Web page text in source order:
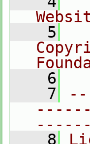
    5
    6
    7
    8